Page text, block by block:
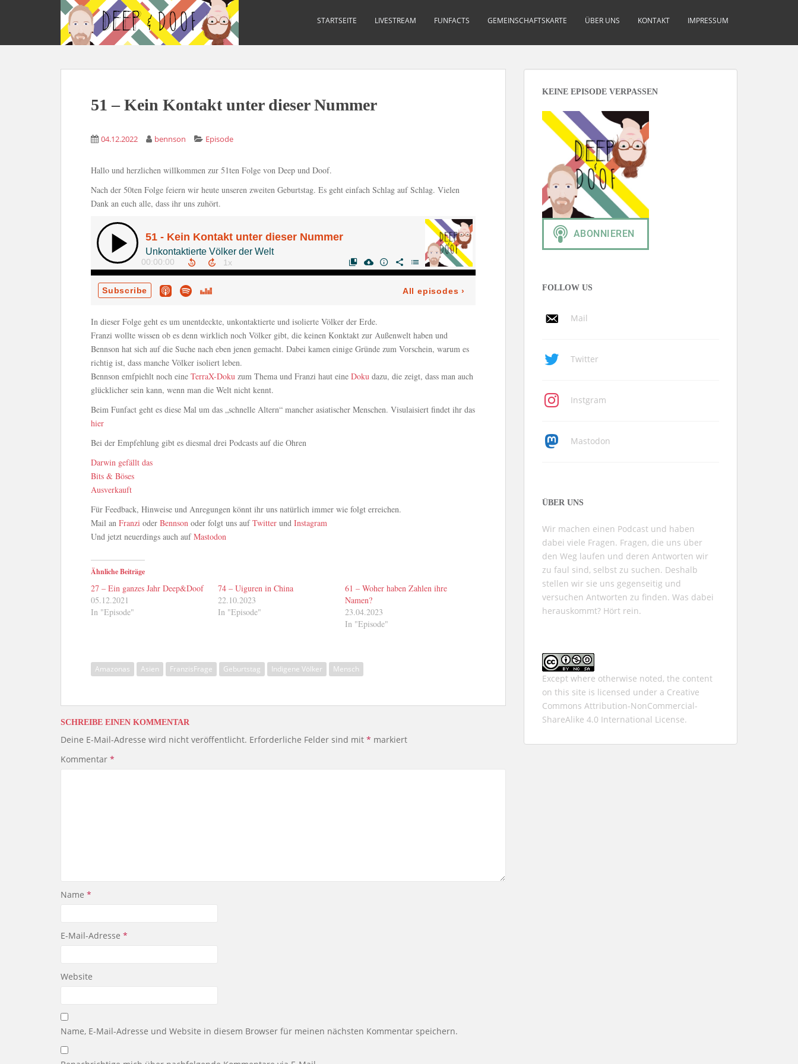
p
STARTSEITE LIVESTREAM FUNFACTS GEMEINSCHAFTSKARTE ÜBER UNS KONTAKT IMPRESSUM
51 – Kein Kontakt unter dieser Nummer
04.12.2022 bennson Episode
Hallo und herzlichen willkommen zur 51ten Folge von Deep und Doof.
Nach der 50ten Folge feiern wir heute unseren zweiten Geburtstag. Es geht einfach Schlag auf Schlag. Vielen
Dank an euch alle, dass ihr uns zuhört.
In dieser Folge geht es um unentdeckte, unkontaktierte und isolierte Völker der Erde.
Franzi wollte wissen ob es denn wirklich noch Völker gibt, die keinen Konktakt zur Außenwelt haben und
Bennson hat sich auf die Suche nach eben jenen gemacht. Dabei kamen einige Gründe zum Vorschein, warum es
richtig ist, dass manche Völker isoliert leben.
Bennson emfpiehlt noch eine TerraX-Doku zum Thema und Franzi haut eine Doku dazu, die zeigt, dass man auch
glücklicher sein kann, wenn man die Welt nicht kennt.
Beim Funfact geht es diese Mal um das „schnelle Altern“ mancher asiatischer Menschen. Visulaisiert findet ihr das
hier
Bei der Empfehlung gibt es diesmal drei Podcasts auf die Ohren
Darwin gefällt das
Bits & Böses
Ausverkauft
Für Feedback, Hinweise und Anregungen könnt ihr uns natürlich immer wie folgt erreichen.
Mail an Franzi oder Bennson oder folgt uns aufTwitter und Instagram
Und jetzt neuerdings auch aufMastodon
Ähnliche Beiträge
27 – Ein ganzes Jahr Deep&Doof
05.12.2021
In "Episode"
74 – Uiguren in China
22.10.2023
In "Episode"
61 – Woher haben Zahlen ihre
Namen?
23.04.2023
In "Episode"
Amazonas Asien FranzisFrage Geburtstag Indigene Völker Mensch
SCHREIBE EINEN KOMMENTAR
Deine E-Mail-Adresse wird nicht veröffentlicht. Erforderliche Felder sind mit * markiert
Kommentar *
Name *
E-Mail-Adresse *
Website
Name, E-Mail-Adresse und Website in diesem Browser für meinen nächsten Kommentar speichern.
KEINE EPISODE VERPASSEN
FOLLOW US
Mail
Twitter
Instgram
Mastodon
ÜBER UNS
Wir machen einen Podcast und haben
dabei viele Fragen. Fragen, die uns über
den Weg laufen und deren Antworten wir
zu faul sind, selbst zu suchen. Deshalb
stellen wir sie uns gegenseitig und
versuchen Antworten zu finden. Was dabei
herauskommt? Hört rein.
Except where otherwise noted, the content
on this site is licensed under a Creative
Commons Attribution-NonCommercial-
ShareAlike 4.0 International License.